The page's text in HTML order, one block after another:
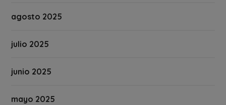
agosto 2025
julio 2025
junio 2025
mayo 2025